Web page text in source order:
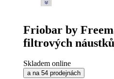
Friobar by
filtrových
Skladem online
a na 54 prodejnách